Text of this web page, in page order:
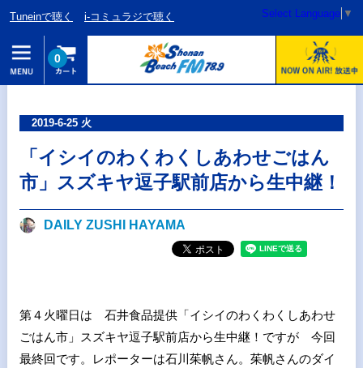
Tuneinで聴く i-コミュラジで聴く Select Language ▼
0
2019-6-25 火
「イシイのわくわくしあわせごはん
市」スズキヤ逗子駅前店から生中継！
DAILY ZUSHI HAYAMA
第４火曜日は 石井食品提供「イシイのわくわくしあわせ
ごはん市」スズキヤ逗子駅前店から生中継！ですが 今回
最終回です。レポーターは石川茱帆さん。茱帆さんのダイ